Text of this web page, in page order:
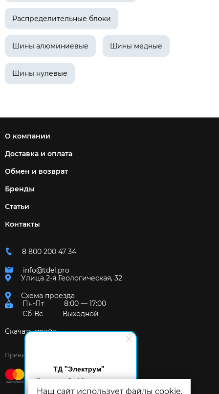
ТД "Электрум"
Здравствуйте! Готов помочь
вам. Напишите мне, если у
Наш сайт использует файлы cookie.
Распределительные блоки
Шины алюминиевые Шины медные
Шины нулевые
О компании
Доставка и оплата
Обмен и возврат
Бренды
Статьи
Контакты
8 800 200 47 34
info@tdel.pro
Улица 2-я Геологическая, 32
Схема проезда
Пн-Пт
8:00 — 17:00
Сб-Вс
Выходной
Скачать прайс
Принимаем к оплате: